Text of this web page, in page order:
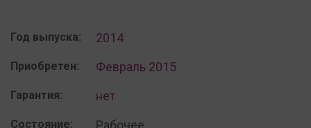
Год выпуска: 2014
Приобретен: Февраль 2015
Гарантия: нет
Состояние: Рабочее